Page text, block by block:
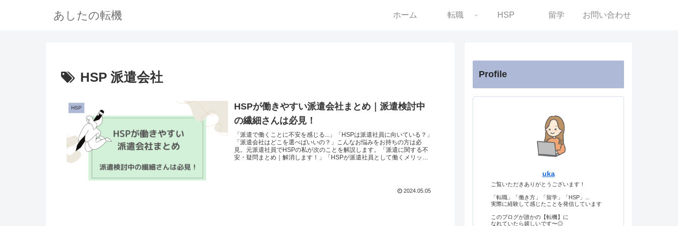
あしたの転機 ホーム 転職 HSP 留学 お問い合わせ
HSP 派遣会社
HSP
HSPが働きやすい派遣会社まとめ｜派遣検討中
の繊細さんは必見！
「派遣で働くことに不安を感じる...」「HSPは派遣社員に向いている？」
「派遣会社はどこを選べばいいの？」こんなお悩みをお持ちの方は必
見。元派遣社員でHSPの私が次のことを解説します。「派遣に関する不
安・疑問まとめ｜解消します！」「HSPが派遣社員として働くメリッ
2024.05.05
Profile
uka
ご覧いただきありがとうございます！
「転職」「働き方」「留学」「HSP」...
実際に経験して感じたことを発信しています
このブログが誰かの【転機】に
なれていたら嬉しいです〜◎